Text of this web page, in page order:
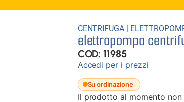
CENTRIFUGA |
elettropompa
COD: 11985
Accedi per i prezzi
Su ordinazione
Il prodotto al momento